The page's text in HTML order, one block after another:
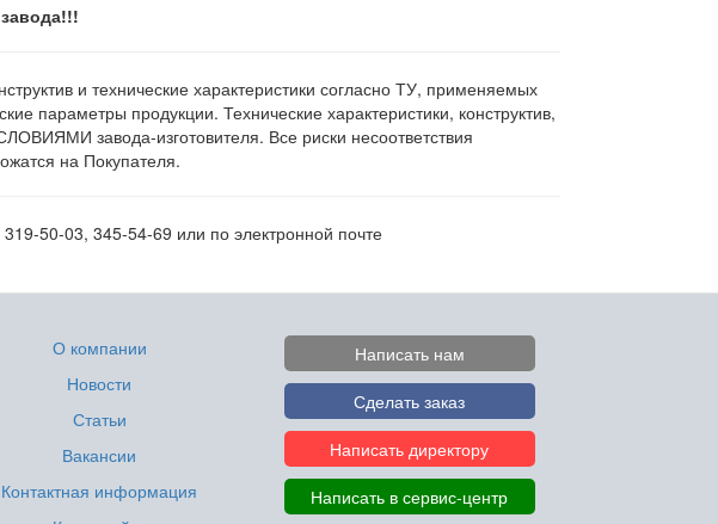
и технические характеристики согласно ТУ, применяемых
параметры продукции. Технические характеристики, конструктив,
завода-изготовителя. Все риски несоответствия
на Покупателя.
50-03, 345-54-69 или по электронной почте
О компании
Новости
Статьи
Вакансии
Контактная информация
Написать нам
Сделать заказ
Написать директору
Написать в сервис-центр